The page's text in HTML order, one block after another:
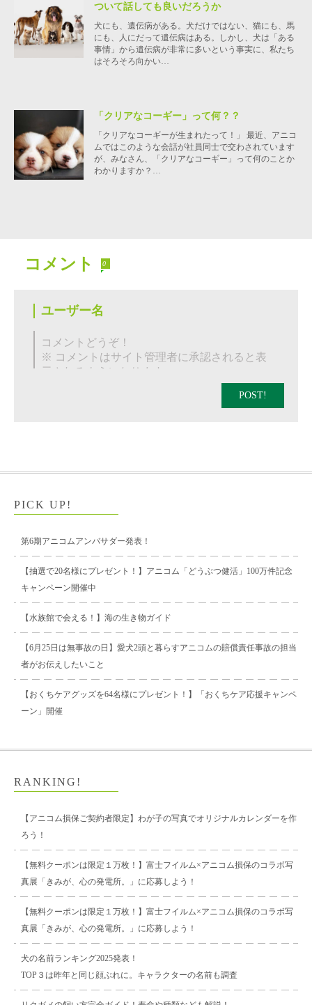
ついて話しても良いだろうか
犬にも、遺伝病がある。犬だけではない、猫にも、馬
にも、人にだって遺伝病はある。しかし、犬は「ある
事情」から遺伝病が非常に多いという事実に、私たち
はそろそろ向かい…
「クリアなコーギー」って何？？
「クリアなコーギーが生まれたって！」 最近、アニコ
ムではこのような会話が社員同士で交わされています
が、みなさん、「クリアなコーギー」って何のことか
わかりますか？…
コメント 0
POST!
PICK UP!
第6期アニコムアンバサダー発表！
【抽選で20名様にプレゼント！】アニコム「どうぶつ健活」100万件記念
キャンペーン開催中
【水族館で会える！】海の生き物ガイド
【6月25日は無事故の日】愛犬2頭と暮らすアニコムの賠償責任事故の担当
者がお伝えしたいこと
【おくちケアグッズを64名様にプレゼント！】「おくちケア応援キャンペ
ーン」開催
RANKING!
【アニコム損保ご契約者限定】わが子の写真でオリジナルカレンダーを作
ろう！
【無料クーポンは限定１万枚！】富士フイルム×アニコム損保のコラボ写
真展「きみが、心の発電所。」に応募しよう！
【無料クーポンは限定１万枚！】富士フイルム×アニコム損保のコラボ写
真展「きみが、心の発電所。」に応募しよう！
犬の名前ランキング2025発表！
TOP３は昨年と同じ顔ぶれに。キャラクターの名前も調査